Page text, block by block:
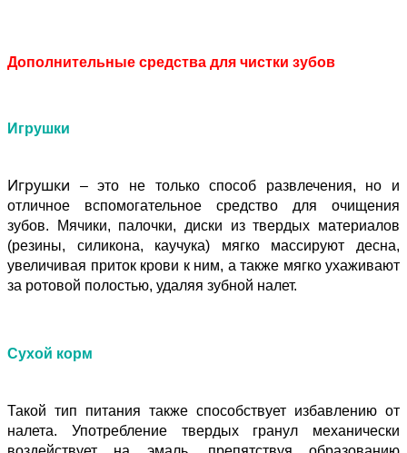
Дополнительные средства для чистки зубов
Игрушки
Игрушки
– это не только способ развлечения, но и
отличное вспомогательное средство для очищения
зубов. Мячики, палочки, диски из твердых материалов
(резины, силикона, каучука) мягко массируют десна,
увеличивая приток крови к ним, а также мягко ухаживают
за ротовой полостью, удаляя зубной налет.
Сухой корм
Такой тип питания также способствует избавлению от
налета. Употребление твердых гранул механически